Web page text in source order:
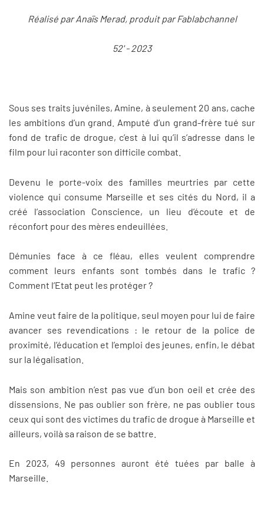
Réalisé par Anaïs Merad, produit par Fablabchannel
52' - 2023
Sous ses traits juvéniles, Amine, à seulement 20 ans, cache
les ambitions d’un grand. Amputé d’un grand-frère tué sur
fond de trafic de drogue, c’est à lui qu’il s’adresse dans le
film pour lui raconter son difficile combat.
Devenu le porte-voix des familles meurtries par cette
violence qui consume Marseille et ses cités du Nord, il a
créé l’association Conscience, un lieu d’écoute et de
réconfort pour des mères endeuillées.
Démunies face à ce fléau, elles veulent comprendre
comment leurs enfants sont tombés dans le trafic ?
Comment l’Etat peut les protéger ?
Amine veut faire de la politique, seul moyen pour lui de faire
avancer ses revendications : le retour de la police de
proximité, l’éducation et l’emploi des jeunes, enfin, le débat
sur la légalisation.
Mais son ambition n’est pas vue d’un bon oeil et crée des
dissensions. Ne pas oublier son frère, ne pas oublier tous
ceux qui sont des victimes du trafic de drogue à Marseille et
ailleurs, voilà sa raison de se battre.
En 2023, 49 personnes auront été tuées par balle à
Marseille.